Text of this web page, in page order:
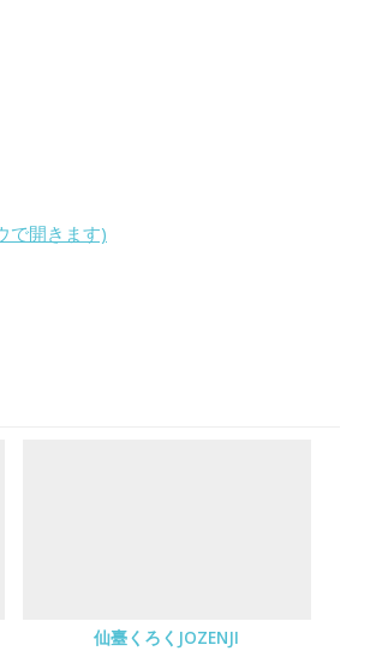
で開きます)
仙臺くろくJOZENJI